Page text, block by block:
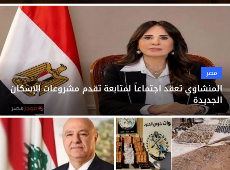
التعليم
منوعات
مصر
المنشاوي تعقد اجتماعاً لمتابعة تقدم مشروعات الإسكان
الجديدة